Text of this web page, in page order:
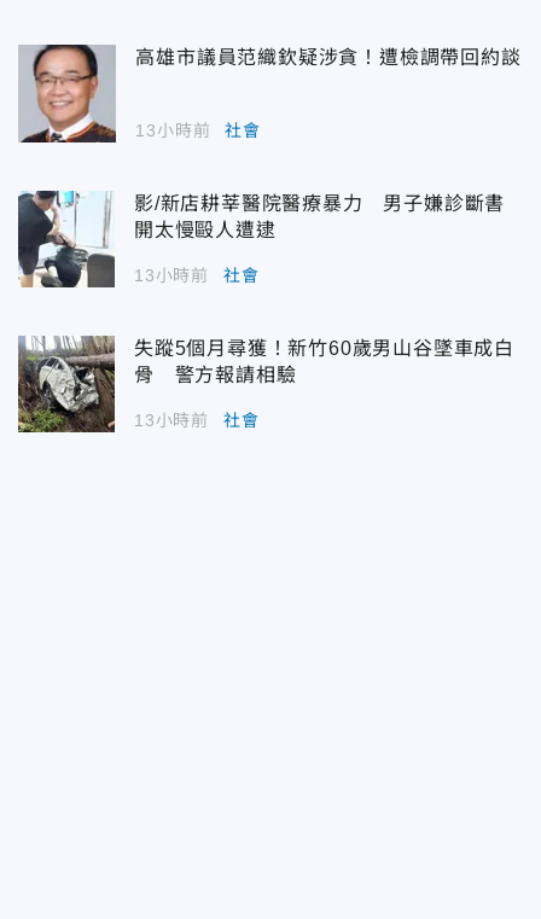
高雄市議員范織欽疑涉貪！遭檢調帶回約談
13小時前 社會
影/新店耕莘醫院醫療暴力 男子嫌診斷書
開太慢毆人遭逮
13小時前 社會
失蹤5個月尋獲！新竹60歲男山谷墜車成白
骨 警方報請相驗
13小時前 社會